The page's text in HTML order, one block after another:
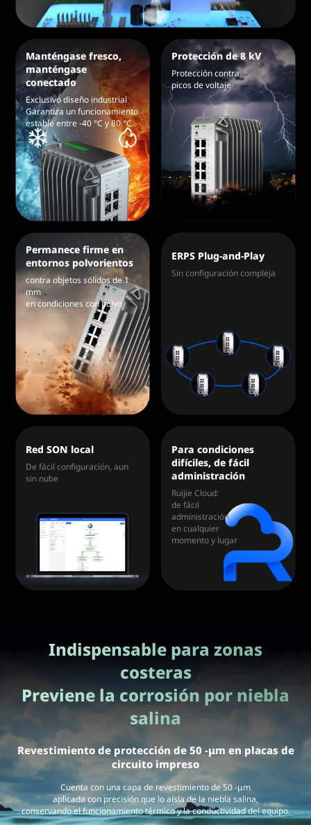
Manténgase fresco,
manténgase
conectado
Exclusivo diseño industrial
Garantiza un funcionamiento
estable entre -40 °C y 80 °C.
Protección de 8 kV
Protección contra
picos de voltaje
Permanece firme en
entornos polvorientos
contra objetos sólidos de 1
mm
en condiciones con polvo
ERPS Plug-and-Play
Sin configuración compleja
Red SON local
De fácil configuración, aun
sin nube
Para condiciones
difíciles, de fácil
administración
Ruijie Cloud:
de fácil
administración
en cualquier
momento y lugar
Indispensable para zonas
costeras
Previene la corrosión por niebla
salina
Revestimiento de protección de 50 -μm en placas de
circuito impreso
Cuenta con una capa de revestimiento de 50 -μm
aplicada con precisión que lo aísla de la niebla salina,
conservando el funcionamiento térmico y la conductividad del equipo.